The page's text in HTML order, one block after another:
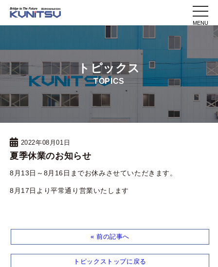
toggle
トピックス
TOPICS
2022年08月01日
夏季休業のお知らせ
8月13日～8月16日までお休みさせていただきます。
8月17日より平常通り営業いたします
« 前の記事へ
トピックストップに戻る